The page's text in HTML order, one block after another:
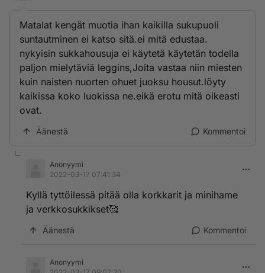
Matalat kengät muotia ihan kaikilla sukupuoli
suntautminen ei katso sitä.ei mitä edustaa.
nykyisin sukkahousuja ei käytetä käytetän todella
paljon mielytäviä leggins,Joita vastaa niin miesten
kuin naisten nuorten ohuet juoksu housut.löyty
kaikissa koko luokissa ne.eikä erotu mitä oikeasti
ovat.
Äänestä Kommentoi
Anonyymi
2022-03-17 07:41:34
Kyllä tyttöilessä pitää olla korkkarit ja minihame
ja verkkosukkikset🥰
Äänestä Kommentoi
Anonyymi